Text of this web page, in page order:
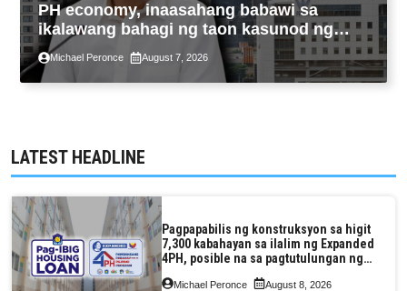
PH economy, inaasahang babawi sa
ikalawang bahagi ng taon kasunod ng
2.3% GDP dulot ng Middle East war,
pagkaantala ng public construction
Michael Peronce August 7, 2026
LATEST HEADLINE
Pagpapabilis ng konstruksyon sa higit
7,300 kabahayan sa ilalim ng Expanded
4PH, posible na sa pagtutulungan ng
Pag-IBIG at P.A. Alvarez
Michael Peronce August 8, 2026